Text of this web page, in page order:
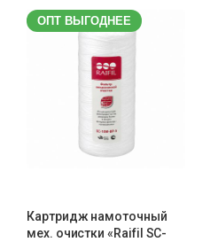
ОПТ ВЫГОДНЕЕ
Картридж намоточный
мех. очистки «Raifil SC-